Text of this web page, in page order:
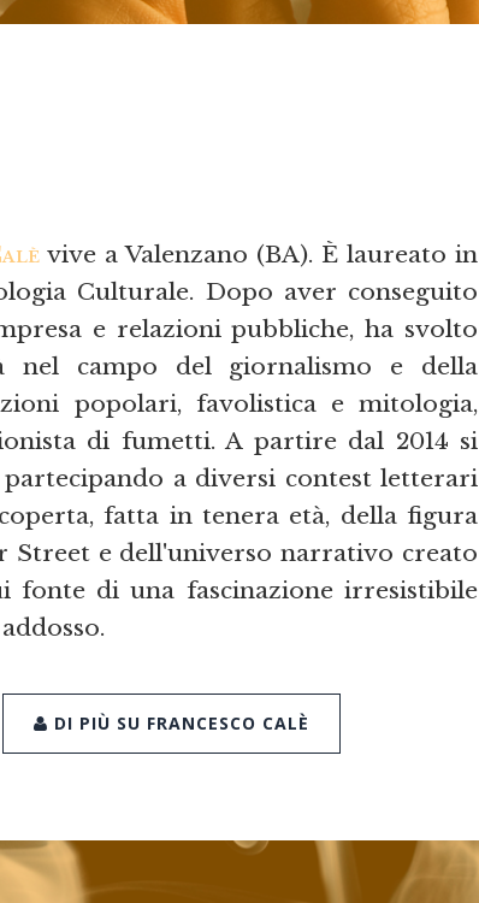
vive a Valenzano (BA). È laureato in
Culturale. Dopo aver conseguito
e relazioni pubbliche, ha svolto
nel campo del giornalismo e della
popolari, favolistica e mitologia,
di fumetti. A partire dal 2014 si
a diversi contest letterari
fatta in tenera età, della figura
Street e dell'universo narrativo creato
di una fascinazione irresistibile
DI PIÙ SU FRANCESCO CALÈ